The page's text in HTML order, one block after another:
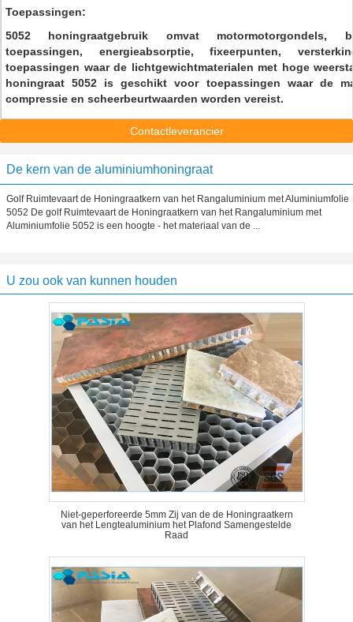
Toepassingen:
5052 honingraatgebruik omvat motormotorgondels,
toepassingen, energieabsorptie, fixeerpunten,
toepassingen waar de lichtgewichtmaterialen met hoge
honingraat 5052 is geschikt voor toepassingen waar de
compressie en scheerbeurtwaarden worden vereist.
Contactleverancier
De kern van de aluminiumhoningraat
Golf Ruimtevaart de Honingraatkern van het Rangaluminium met Aluminiumfolie
5052 De golf Ruimtevaart de Honingraatkern van het Rangaluminium met
Aluminiumfolie 5052 is een hoogte - het materiaal van de ...
U zou ook van kunnen houden
Niet-geperforeerde 5mm Zij van de de Honingraatkern
van het Lengtealuminium het Plafond Samengestelde
Raad